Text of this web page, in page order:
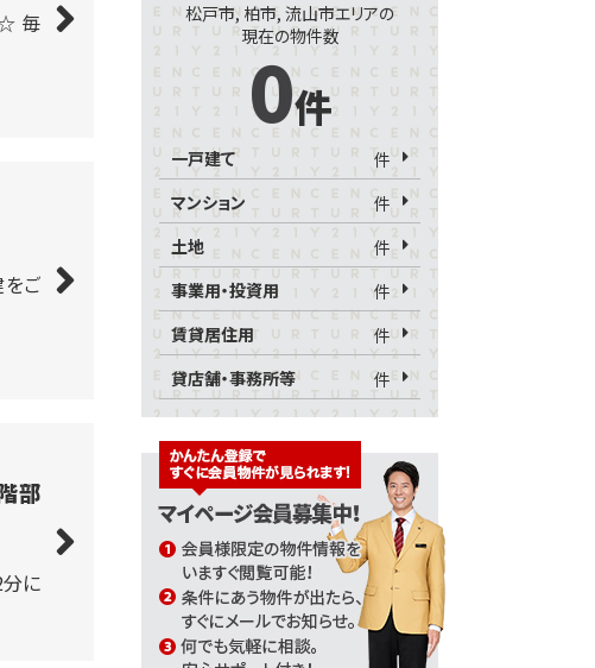
毎
ご
部
分に
松戸市, 柏市, 流山市エリアの
現在の物件数
0件
一戸建て
件
マンション
件
土地
件
事業用・投資用
件
賃貸居住用
件
貸店舗・事務所等
件